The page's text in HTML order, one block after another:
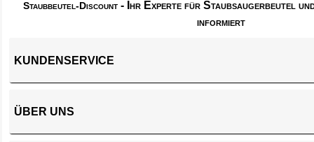
Staubbeutel-Discount - Ihr Experte für Staubsaugerbeutel
informiert
KUNDENSERVICE
ÜBER UNS